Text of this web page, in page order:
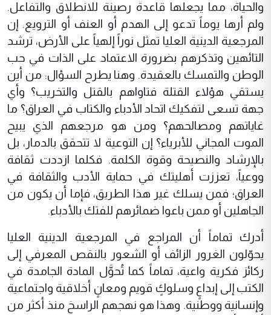
والحياة، مما يجعلها قاعدة رصينة للانطلاق والتفاعل.
ولم أرها يوماً تدعو إلى الهدم أو العنف أو الترويع. إن
المرجعية الدينية العليا تمثل نوراً إلهياً على الأرض، ترشد
التائهين وتذكرهم بضرورة الاعتماد على الذات في حب
الوطن والتمسك بالعقيدة. وهنا يطرح السؤال: من أين
يستقي هؤلاء القتلة فتاواهم بالقتل والتخريب؟ وأي
جهة تسعى لتفكيك اتحاد الأدباء والكتاب في العراق؟ ما
غاياتهم ومصالحهم؟ ومن هو مرجعهم الذي يبيح
الموت المجاني للأبرياء؟ إن التوعية لا تتحقق بالدمار، بل
بالإرشاد والنصيحة وقوة الكلمة. فكلما ازددت ثقافة
ووعياً، تعززت أهليتك في حماية الأدب والثقافة في
العراق؛ فمن يسلك غير هذا الطريق، فإما أن يكون من
الجاهلين أو ممن باعوا ضمائرهم للفتك بالأدباء.
أدرك تماماً أن المراجع في المرجعية الدينية العليا
يحوّلون الغرور الزائف أو الشعور بالنقص المعرفي إلى
ركائز فكرية واعية، تماماً كما تُحوَّل المادة الجامدة في
الكتب إلى إبداعٍ وسلوكٍ قويم ومعانٍ أخلاقية واجتماعية
وإنسانية ووطنية. وهذا هو نهجهم الراسخ منذ أكثر من